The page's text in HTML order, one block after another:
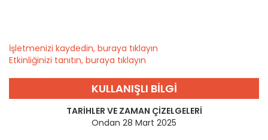
İşletmenizi kaydedin, buraya tıklayın
Etkinliğinizi tanıtın, buraya tıklayın
KULLANIŞLI BILGI
TARIHLER VE ZAMAN ÇIZELGELERI
Ondan 28 Mart 2025